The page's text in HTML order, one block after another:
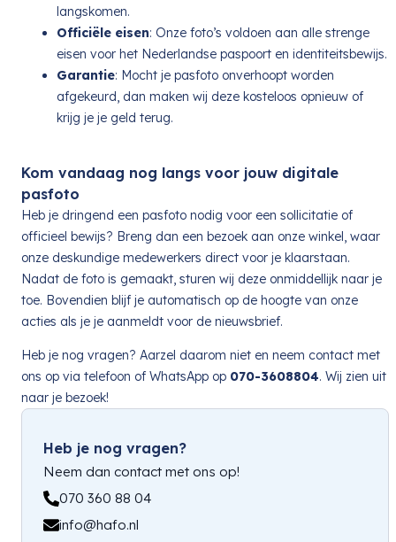
langskomen.
Officiële eisen: Onze foto’s voldoen aan alle strenge
eisen voor het Nederlandse paspoort en identiteitsbewijs.
Garantie: Mocht je pasfoto onverhoopt worden
afgekeurd, dan maken wij deze kosteloos opnieuw of
krijg je je geld terug.
Kom vandaag nog langs voor jouw digitale
pasfoto
Heb je dringend een pasfoto nodig voor een sollicitatie of
officieel bewijs? Breng dan een bezoek aan onze winkel, waar
onze deskundige medewerkers direct voor je klaarstaan.
Nadat de foto is gemaakt, sturen wij deze onmiddellijk naar je
toe. Bovendien blijf je automatisch op de hoogte van onze
acties als je je aanmeldt voor de nieuwsbrief.
Heb je nog vragen? Aarzel daarom niet en neem contact met
ons op via telefoon of WhatsApp op 070-3608804. Wij zien uit
naar je bezoek!
Heb je nog vragen?
Neem dan contact met ons op!
070 360 88 04
info@hafo.nl